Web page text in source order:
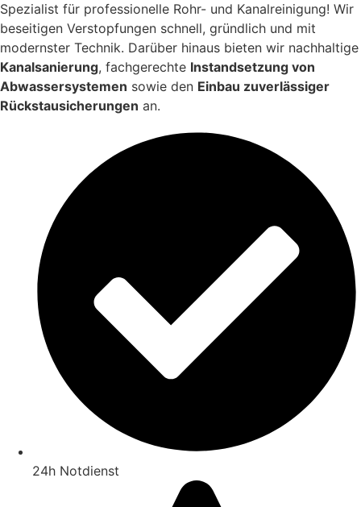
Spezialist für professionelle Rohr- und Kanalreinigung! Wir
beseitigen Verstopfungen schnell, gründlich und mit
modernster Technik. Darüber hinaus bieten wir nachhaltige
Kanalsanierung, fachgerechte Instandsetzung von
Abwassersystemen sowie den Einbau zuverlässiger
Rückstausicherungen an.
24h Notdienst